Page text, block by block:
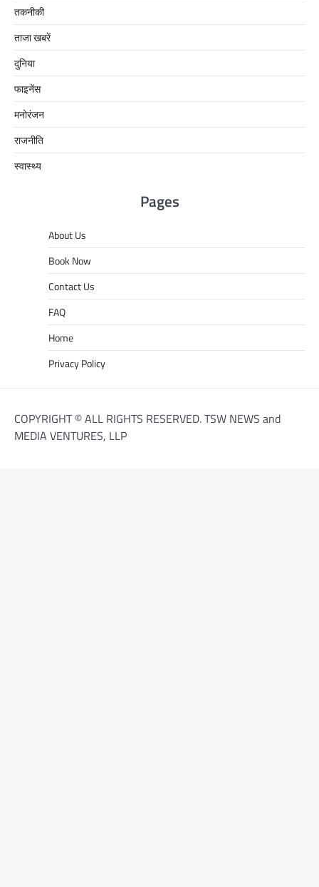
तकनीकी
ताजा खबरें
दुनिया
फाइनेंस
मनोरंजन
राजनीति
स्वास्थ्य
Pages
About Us
Book Now
Contact Us
FAQ
Home
Privacy Policy
COPYRIGHT © ALL RIGHTS RESERVED. TSW NEWS and
MEDIA VENTURES, LLP